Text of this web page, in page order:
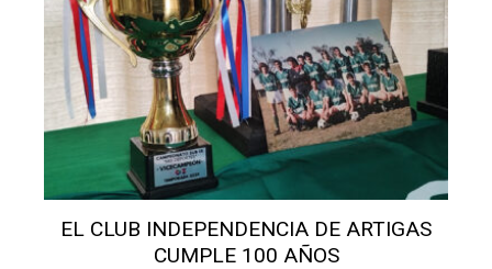
ALUMNOS APEDREARON A UNA
EN LA ESCUELA 70